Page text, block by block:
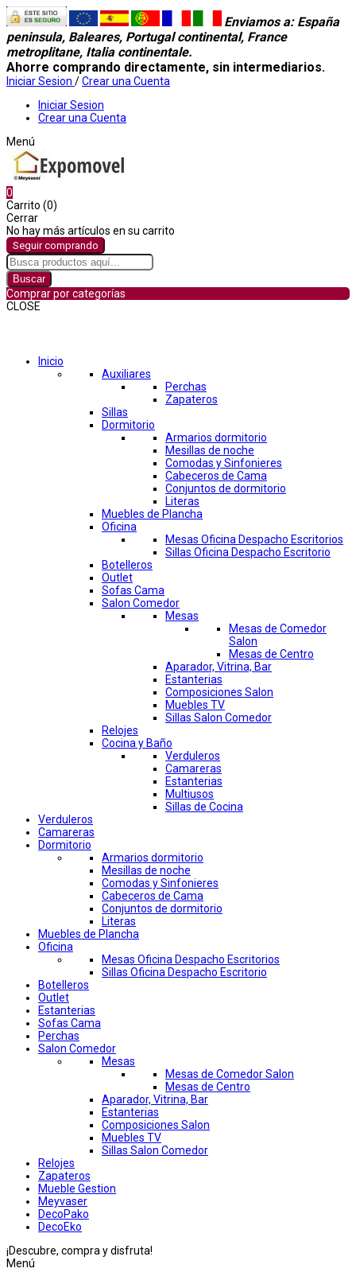
Enviamos a: España
peninsula, Baleares, Portugal continental, France
metroplitane, Italia continentale.
Ahorre comprando directamente, sin intermediarios.
Iniciar Sesion /Crear una Cuenta
Iniciar Sesion
Crear una Cuenta
Menú
0
Carrito (0)
Cerrar
No hay más artículos en su carrito
Seguir comprando
Buscar
Comprar por categorías
CLOSE
Inicio
Auxiliares
Perchas
Zapateros
Sillas
Dormitorio
Armarios dormitorio
Mesillas de noche
Comodas y Sinfonieres
Cabeceros de Cama
Conjuntos de dormitorio
Literas
Muebles de Plancha
Oficina
Mesas Oficina Despacho Escritorios
Sillas Oficina Despacho Escritorio
Botelleros
Outlet
Sofas Cama
Salon Comedor
Mesas
Mesas de Comedor
Salon
Mesas de Centro
Aparador, Vitrina, Bar
Estanterias
Composiciones Salon
Muebles TV
Sillas Salon Comedor
Relojes
Cocina y Baño
Verduleros
Camareras
Estanterias
Multiusos
Sillas de Cocina
Verduleros
Camareras
Dormitorio
Armarios dormitorio
Mesillas de noche
Comodas y Sinfonieres
Cabeceros de Cama
Conjuntos de dormitorio
Literas
Muebles de Plancha
Oficina
Mesas Oficina Despacho Escritorios
Sillas Oficina Despacho Escritorio
Botelleros
Outlet
Estanterias
Sofas Cama
Perchas
Salon Comedor
Mesas
Mesas de Comedor Salon
Mesas de Centro
Aparador, Vitrina, Bar
Estanterias
Composiciones Salon
Muebles TV
Sillas Salon Comedor
Relojes
Zapateros
Mueble Gestion
Meyvaser
DecoPako
DecoEko
¡Descubre, compra y disfruta!
Menú